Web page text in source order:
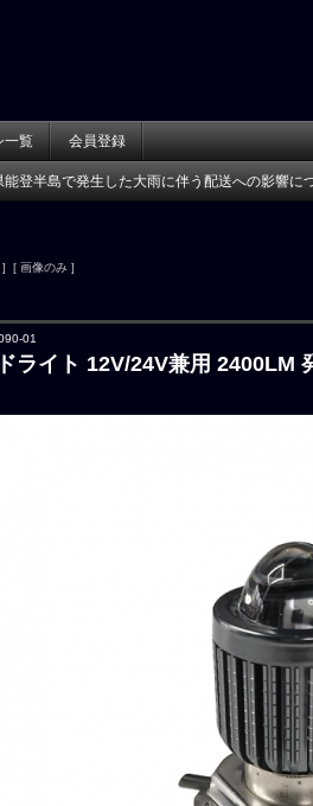
一覧 会員登録
能登半島で発生した大雨に伴う配送への影響に
] [ 画像のみ ]
01
ライト 12V/24V兼用 2400LM